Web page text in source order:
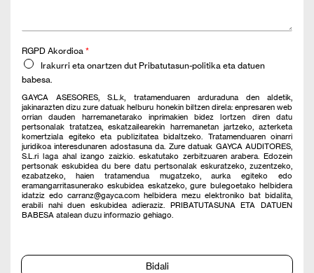
RGPD Akordioa *
Irakurri eta onartzen dut Pribatutasun-politika eta datuen
babesa.
GAYCA ASESORES, S.L.k, tratamenduaren arduraduna den aldetik,
jakinarazten dizu zure datuak helburu honekin biltzen direla: enpresaren web
orrian dauden harremanetarako inprimakien bidez lortzen diren datu
pertsonalak tratatzea, eskatzailearekin harremanetan jartzeko, azterketa
komertziala egiteko eta publizitatea bidaltzeko. Tratamenduaren oinarri
juridikoa interesdunaren adostasuna da. Zure datuak GAYCA AUDITORES,
S.L.ri laga ahal izango zaizkio. eskatutako zerbitzuaren arabera. Edozein
pertsonak eskubidea du bere datu pertsonalak eskuratzeko, zuzentzeko,
ezabatzeko, haien tratamendua mugatzeko, aurka egiteko edo
eramangarritasunerako eskubidea eskatzeko, gure bulegoetako helbidera
idatziz edo carranz@gayca.com helbidera mezu elektroniko bat bidalita,
erabili nahi duen eskubidea adieraziz. PRIBATUTASUNA ETA DATUEN
BABESA atalean duzu informazio gehiago.
Bidali